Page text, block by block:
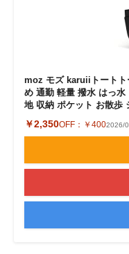
moz モズ karuiiトートト
め 通勤 軽量 撥水 はっ
地 収納 ポケット お散歩
￥2,350OFF： ￥4002026/